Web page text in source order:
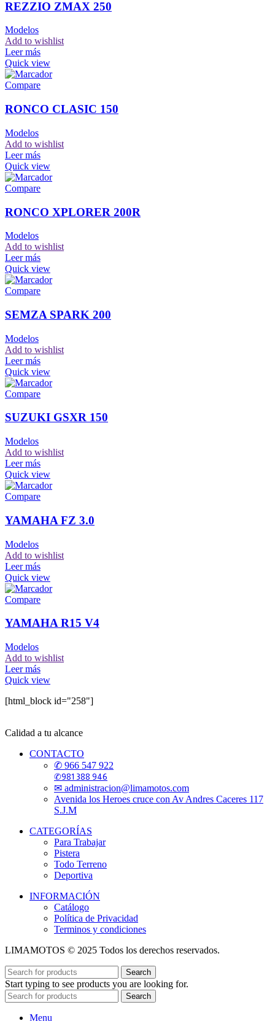
REZZIO ZMAX 250
Modelos
Add to wishlist
Leer más
Quick view
Compare
RONCO CLASIC 150
Modelos
Add to wishlist
Leer más
Quick view
Compare
RONCO XPLORER 200R
Modelos
Add to wishlist
Leer más
Quick view
Compare
SEMZA SPARK 200
Modelos
Add to wishlist
Leer más
Quick view
Compare
SUZUKI GSXR 150
Modelos
Add to wishlist
Leer más
Quick view
Compare
YAMAHA FZ 3.0
Modelos
Add to wishlist
Leer más
Quick view
Compare
YAMAHA R15 V4
Modelos
Add to wishlist
Leer más
Quick view
[html_block id="258"]
Calidad a tu alcance
CONTACTO
✆ 966 547 922
✆981 388 946
✉ administracion@limamotos.com
Avenida los Heroes cruce con Av Andres Caceres 117
S.J.M
CATEGORÍAS
Para Trabajar
Pistera
Todo Terreno
Deportiva
INFORMACIÓN
Catálogo
Política de Privacidad
Terminos y condiciones
LIMAMOTOS © 2025 Todos los derechos reservados.
Search
Start typing to see products you are looking for.
Search
Menu